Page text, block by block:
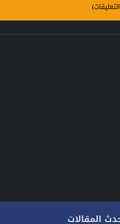
التعليقات)
المقالات